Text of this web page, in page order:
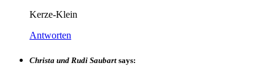
Kerze-Klein
Antworten
Christa und Rudi Saubart says: